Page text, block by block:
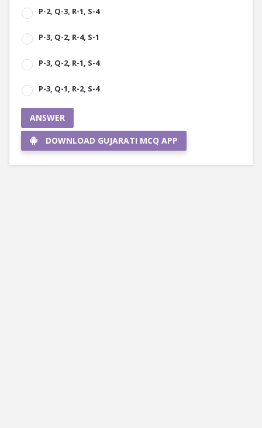
P-2, Q-3, R-1, S-4
P-3, Q-2, R-4, S-1
P-3, Q-2, R-1, S-4
P-3, Q-1, R-2, S-4
ANSWER
DOWNLOAD GUJARATI MCQ APP